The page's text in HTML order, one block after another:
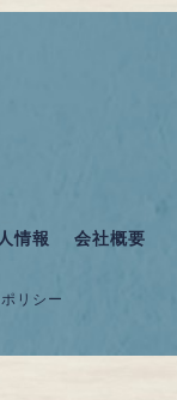
情報 会社概要
リシー